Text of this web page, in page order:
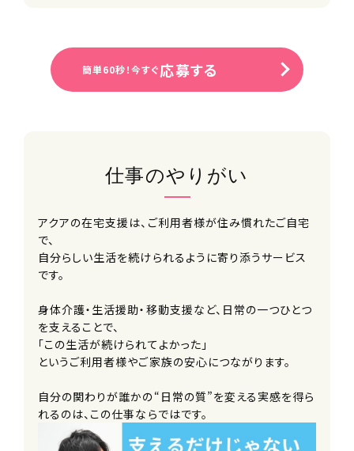
簡単60秒！今すぐ応募する
仕事のやりがい
アクアの在宅支援は、ご利用者様が住み慣れたご自宅
で、
自分らしい生活を続けられるように寄り添うサービス
です。
身体介護・生活援助・移動支援など、日常の一つひとつ
を支えることで、
「この生活が続けられてよかった」
というご利用者様やご家族の安心につながります。
自分の関わりが誰かの“日常の質”を変える実感を得ら
れるのは、この仕事ならではです。